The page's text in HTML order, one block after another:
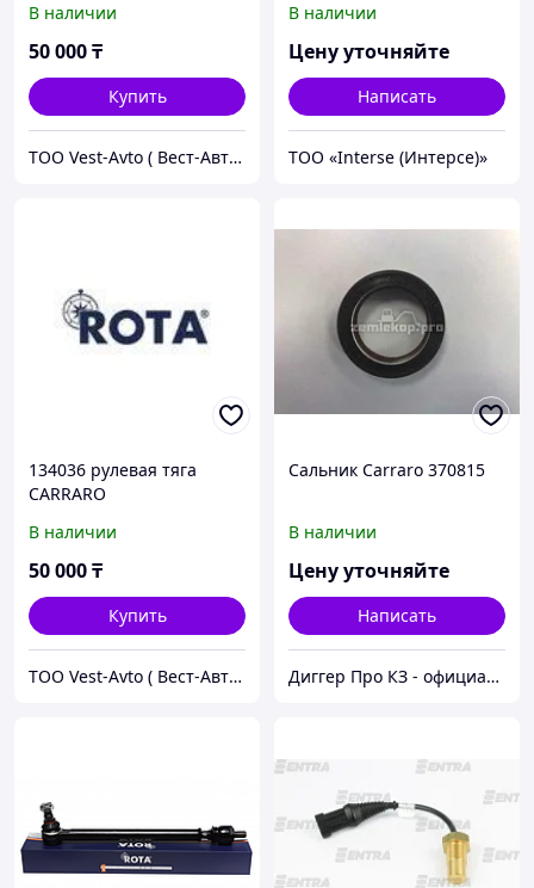
В наличии
50 000₸
Купить
ТОО Vest-Avto ( Вест-Авто )
Komatsu / Terex
В наличии
Цену уточняйте
Написать
ТОО «Interse (Интерсе)»
134036 рулевая тяга
CARRARO
В наличии
50 000₸
Купить
ТОО Vest-Avto ( Вест-Авто )
Сальник Carraro 370815
В наличии
Цену уточняйте
Написать
Диггер Про КЗ - официальный представитель CARRARO и DANA SPICER